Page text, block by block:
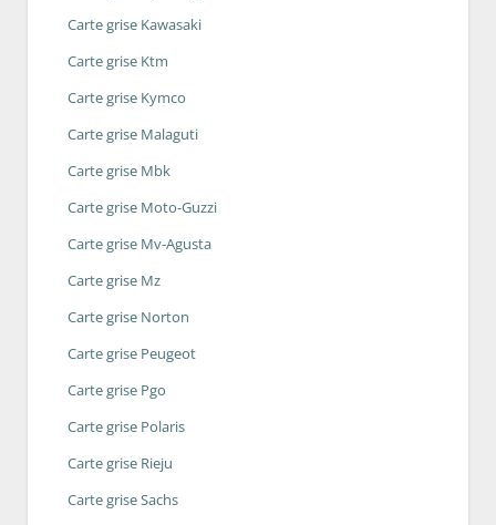
Carte grise Kawasaki
Carte grise Ktm
Carte grise Kymco
Carte grise Malaguti
Carte grise Mbk
Carte grise Moto-Guzzi
Carte grise Mv-Agusta
Carte grise Mz
Carte grise Norton
Carte grise Peugeot
Carte grise Pgo
Carte grise Polaris
Carte grise Rieju
Carte grise Sachs